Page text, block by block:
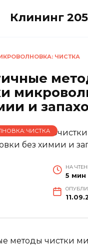
Клининг
ЧИСТКА
и
ЧИСТКА
НА
5 мин
методы чистки